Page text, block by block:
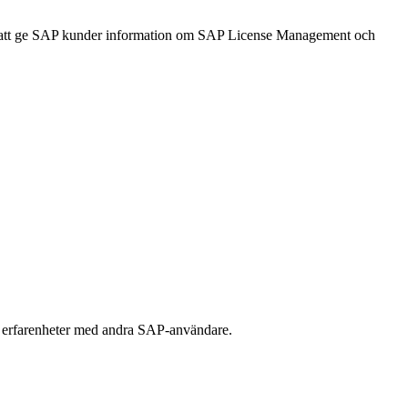
ge SAP kunder information om SAP License Management och
med andra SAP-användare.